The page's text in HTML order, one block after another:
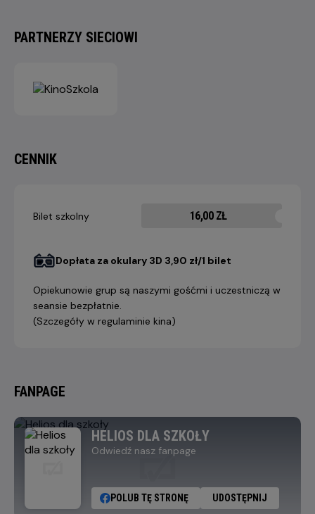
PARTNERZY SIECIOWI
CENNIK
Bilet szkolny 16,00 ZŁ
Dopłata za okulary 3D 3,90 zł/1 bilet
Opiekunowie grup są naszymi gośćmi i uczestniczą w
seansie bezpłatnie.
(Szczegóły w regulaminie kina)
FANPAGE
HELIOS DLA SZKOŁY
Odwiedź nasz fanpage
POLUB TĘ STRONĘ UDOSTĘPNIJ